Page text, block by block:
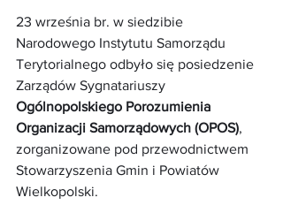
23 września br. w siedzibie
Narodowego Instytutu Samorządu
Terytorialnego odbyło się posiedzenie
Zarządów Sygnatariuszy
Ogólnopolskiego Porozumienia
Organizacji Samorządowych (OPOS),
zorganizowane pod przewodnictwem
Stowarzyszenia Gmin i Powiatów
Wielkopolski.